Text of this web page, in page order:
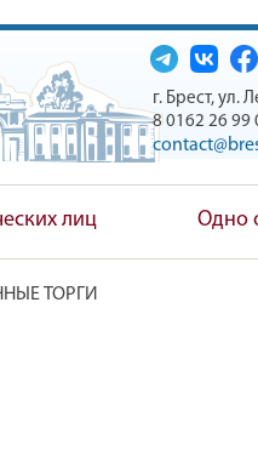
г. Брест, ул.
8 0162 26 99
лиц Одно
ТОРГИ